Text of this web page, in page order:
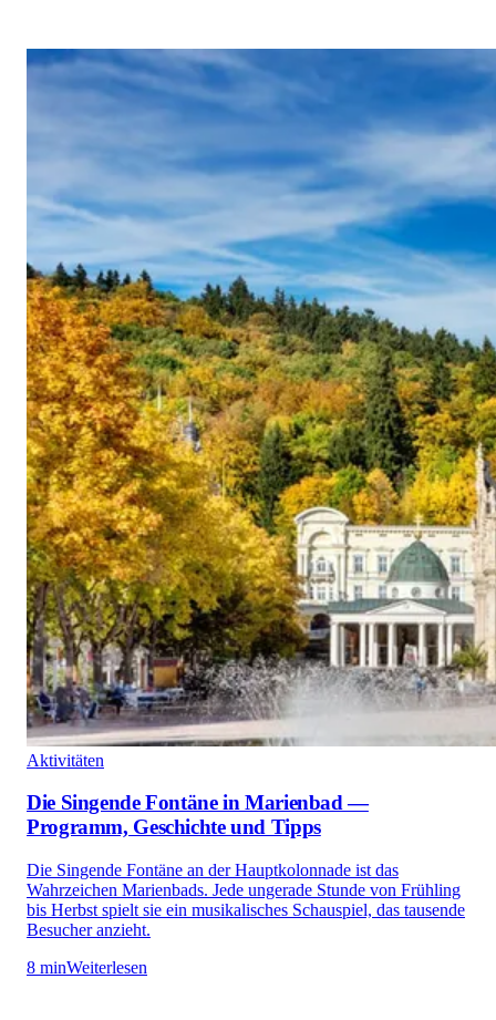
Aktivitäten
Die Singende Fontäne in Marienbad —
Programm, Geschichte und Tipps
Die Singende Fontäne an der Hauptkolonnade ist das
Wahrzeichen Marienbads. Jede ungerade Stunde von Frühling
bis Herbst spielt sie ein musikalisches Schauspiel, das tausende
Besucher anzieht.
8 minWeiterlesen